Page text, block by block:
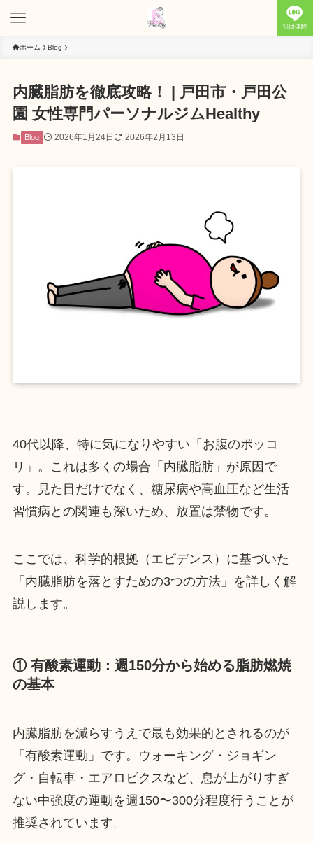
初回体験
ホーム Blog
内臓脂肪を徹底攻略！ | 戸田市・戸田公
園 女性専門パーソナルジムHealthy
Blog 2026年1月24日 2026年2月13日
40代以降、特に気になりやすい「お腹のポッコ
リ」。これは多くの場合「内臓脂肪」が原因で
す。見た目だけでなく、糖尿病や高血圧など生活
習慣病との関連も深いため、放置は禁物です。
ここでは、科学的根拠（エビデンス）に基づいた
「内臓脂肪を落とすための3つの方法」を詳しく解
説します。
① 有酸素運動：週150分から始める脂肪燃焼
の基本
内臓脂肪を減らすうえで最も効果的とされるのが
「有酸素運動」です。ウォーキング・ジョギン
グ・自転車・エアロビクスなど、息が上がりすぎ
ない中強度の運動を週150〜300分程度行うことが
推奨されています。